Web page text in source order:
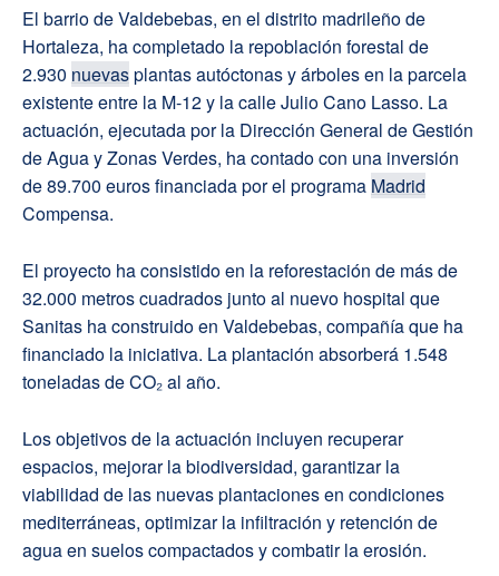
El barrio de Valdebebas, en el distrito madrileño de
Hortaleza, ha completado la repoblación forestal de
2.930 nuevasplantas autóctonas y árboles en la parcela
existente entre la M-12 y la calle Julio Cano Lasso. La
actuación, ejecutada por la Dirección General de Gestión
de Agua y Zonas Verdes, ha contado con una inversión
de 89.700 euros financiada por el programa Madrid
Compensa.
El proyecto ha consistido en la reforestación de más de
32.000 metros cuadrados junto al nuevo hospital que
Sanitas ha construido en Valdebebas, compañía que ha
financiado la iniciativa. La plantación absorberá 1.548
toneladas de CO₂ al año.
Los objetivos de la actuación incluyen recuperar
espacios, mejorar la biodiversidad, garantizar la
viabilidad de las nuevas plantaciones en condiciones
mediterráneas, optimizar la infiltración y retención de
agua en suelos compactados y combatir la erosión.